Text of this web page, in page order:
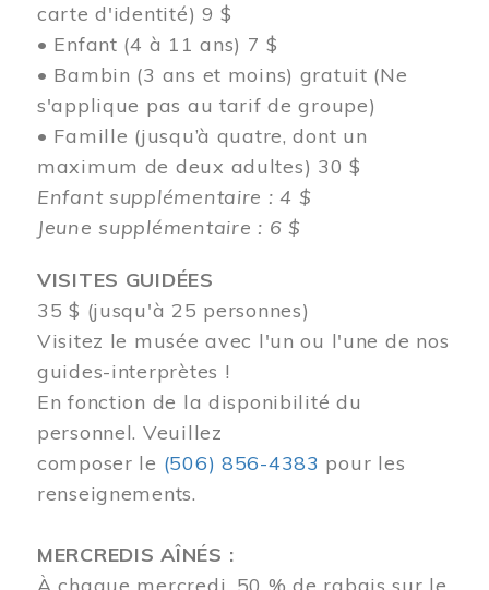
carte d'identité) 9 $
• Enfant (4 à 11 ans) 7 $
• Bambin (3 ans et moins) gratuit (Ne
s'applique pas au tarif de groupe)
• Famille (jusqu’à quatre, dont un
maximum de deux adultes) 30 $
Enfant supplémentaire : 4 $
Jeune supplémentaire : 6 $
VISITES GUIDÉES
35 $ (jusqu'à 25 personnes)
Visitez le musée avec l'un ou l'une de nos
guides-interprètes !
En fonction de la disponibilité du
personnel. Veuillez
composer le (506) 856-4383 pour les
renseignements.
MERCREDIS AÎNÉS :